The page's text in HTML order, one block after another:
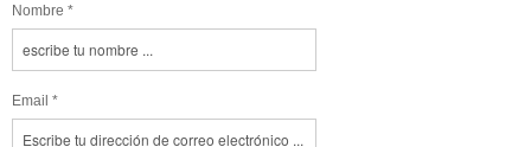
Nombre *
Email *